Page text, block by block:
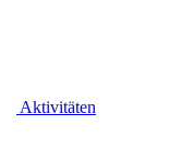
Aktivitäten